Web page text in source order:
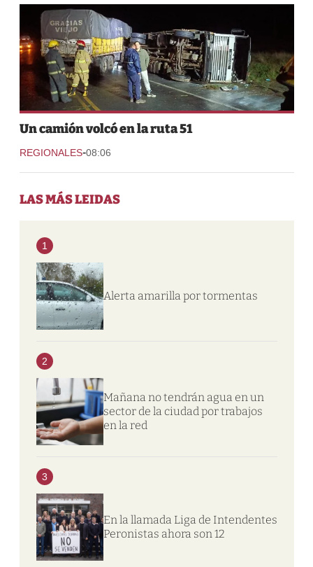
Un camión volcó en la ruta 51
REGIONALES-08:06
LAS MÁS LEIDAS
1
Alerta amarilla por tormentas
2
Mañana no tendrán agua en un
sector de la ciudad por trabajos
en la red
3
En la llamada Liga de Intendentes
Peronistas ahora son 12